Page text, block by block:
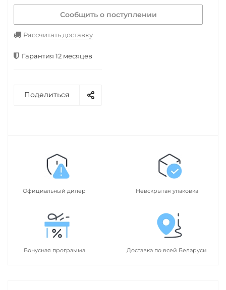
Сообщить о поступлении
Рассчитать доставку
Гарантия 12 месяцев
Поделиться
Официальный дилер Невскрытая упаковка
Бонусная программа Доставка по всей Беларуси